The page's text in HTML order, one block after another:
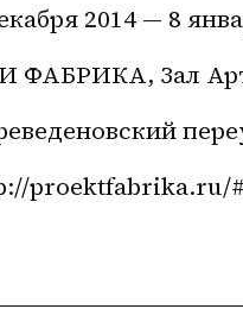
2014 — 8
ФАБРИКА, Зал
proektfabrika.ru/